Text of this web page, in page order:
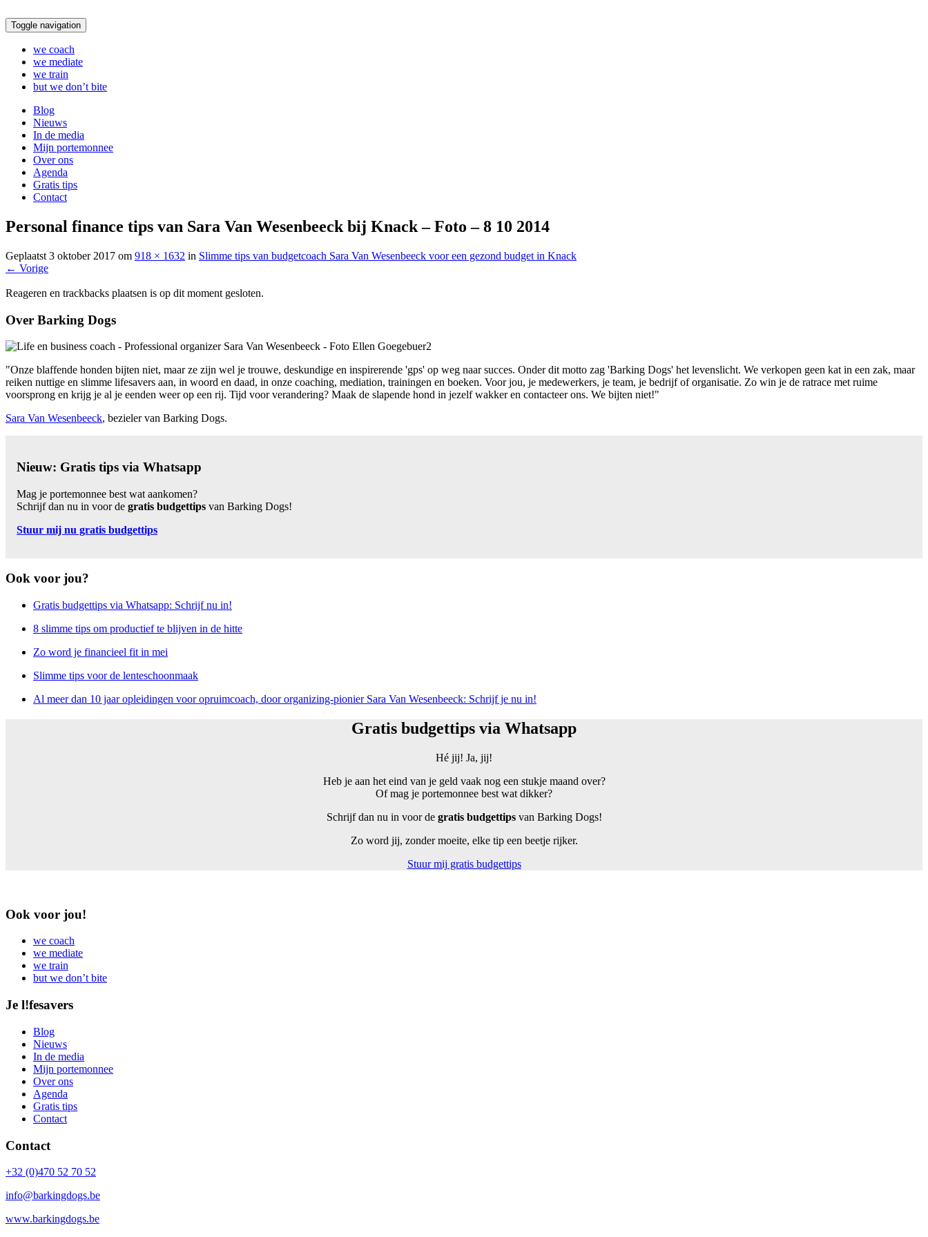
Toggle navigation
we coach
we mediate
we train
but we don’t bite
Blog
Nieuws
In de media
Mijn portemonnee
Over ons
Agenda
Gratis tips
Contact
Personal finance tips van Sara Van Wesenbeeck bij Knack – Foto – 8 10 2014
Geplaatst 3 oktober 2017 om 918 × 1632 in Slimme tips van budgetcoach Sara Van Wesenbeeck voor een gezond budget in Knack
← Vorige
Reageren en trackbacks plaatsen is op dit moment gesloten.
Over Barking Dogs
"Onze blaffende honden bijten niet, maar ze zijn wel je trouwe, deskundige en inspirerende 'gps' op weg naar succes. Onder dit motto zag 'Barking Dogs' het levenslicht. We verkopen geen kat in een zak, maar
reiken nuttige en slimme lifesavers aan, in woord en daad, in onze coaching, mediation, trainingen en boeken. Voor jou, je medewerkers, je team, je bedrijf of organisatie. Zo win je de ratrace met ruime
voorsprong en krijg je al je eenden weer op een rij. Tijd voor verandering? Maak de slapende hond in jezelf wakker en contacteer ons. We bijten niet!"
Sara Van Wesenbeeck, bezieler van Barking Dogs.
Nieuw: Gratis tips via Whatsapp
Mag je portemonnee best wat aankomen?
Schrijf dan nu in voor de gratis budgettips van Barking Dogs!
Stuur mij nu gratis budgettips
Ook voor jou?
Gratis budgettips via Whatsapp: Schrijf nu in!
8 slimme tips om productief te blijven in de hitte
Zo word je financieel fit in mei
Slimme tips voor de lenteschoonmaak
Al meer dan 10 jaar opleidingen voor opruimcoach, door organizing-pionier Sara Van Wesenbeeck: Schrijf je nu in!
Gratis budgettips via Whatsapp
Hé jij! Ja, jij!
Heb je aan het eind van je geld vaak nog een stukje maand over?
Of mag je portemonnee best wat dikker?
Schrijf dan nu in voor de gratis budgettipsvan Barking Dogs!
Zo word jij, zonder moeite, elke tip een beetje rijker.
Stuur mij gratis budgettips
Ook voor jou!
we coach
we mediate
we train
but we don’t bite
Je l!fesavers
Blog
Nieuws
In de media
Mijn portemonnee
Over ons
Agenda
Gratis tips
Contact
Contact
+32 (0)470 52 70 52
info@barkingdogs.be
www.barkingdogs.be